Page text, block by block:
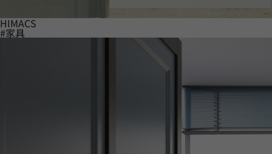
HIMACS
#家具